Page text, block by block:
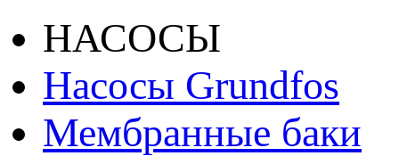
НАСОСЫ
Насосы Grundfos
Мембранные баки